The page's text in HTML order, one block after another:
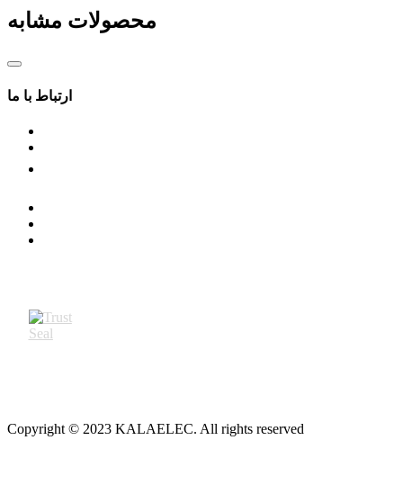
شرایط کاری
محصولات مشابه
ارتباط با ما
Copyright © 2023 KALAELEC. All rights reserved